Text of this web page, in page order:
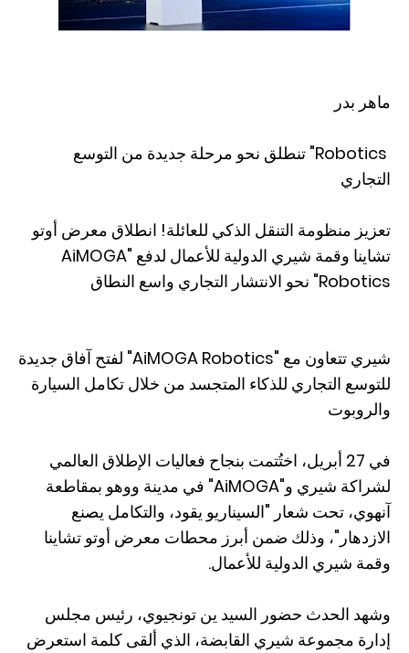
ماهر بدر
Robotics" تنطلق نحو مرحلة جديدة من التوسع
التجاري
تعزيز منظومة التنقل الذكي للعائلة! انطلاق معرض أوتو
تشاينا وقمة شيري الدولية للأعمال لدفع "AiMOGA
Robotics" نحو الانتشار التجاري واسع النطاق
شيري تتعاون مع "AiMOGA Robotics" لفتح آفاق جديدة
للتوسع التجاري للذكاء المتجسد من خلال تكامل السيارة
والروبوت
في 27 أبريل، اختُتمت بنجاح فعاليات الإطلاق العالمي
لشراكة شيري و"AiMOGA" في مدينة ووهو بمقاطعة
آنهوي، تحت شعار "السيناريو يقود، والتكامل يصنع
الازدهار"، وذلك ضمن أبرز محطات معرض أوتو تشاينا
وقمة شيري الدولية للأعمال.
وشهد الحدث حضور السيد ين تونجيوي، رئيس مجلس
إدارة مجموعة شيري القابضة، الذي ألقى كلمة استعرض